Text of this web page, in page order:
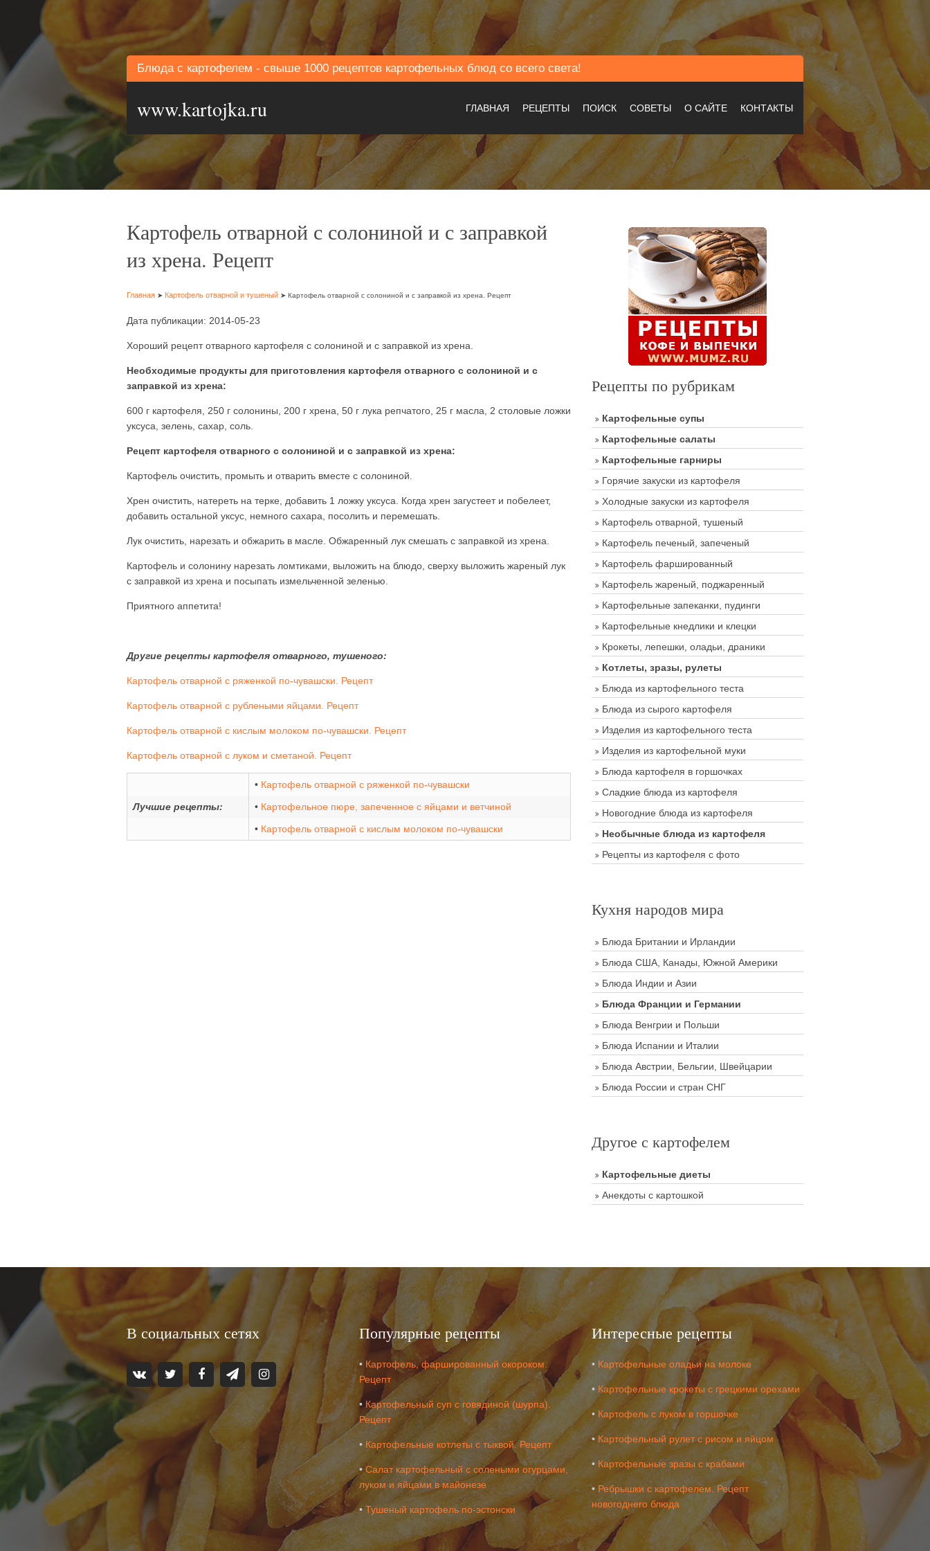
Блюда с картофелем - свыше 1000 рецептов картофельных блюд со всего света!
www.kartojka.ru ГЛАВНАЯ РЕЦЕПТЫ ПОИСК СОВЕТЫ О САЙТЕ КОНТАКТЫ
Картофель отварной с солониной и с заправкой
из хрена. Рецепт
Главная ➤ Картофель отварной и тушеный ➤ Картофель отварной с солониной и с заправкой из хрена. Рецепт
Дата публикации: 2014-05-23
Хороший рецепт отварного картофеля с солониной и с заправкой из хрена.
Необходимые продукты для приготовления картофеля отварного с солониной и с
заправкой из хрена:
600 г картофеля, 250 г солонины, 200 г хрена, 50 г лука репчатого, 25 г масла, 2 столовые ложки
уксуса, зелень, сахар, соль.
Рецепт картофеля отварного с солониной и с заправкой из хрена:
Картофель очистить, промыть и отварить вместе с солониной.
Хрен очистить, натереть на терке, добавить 1 ложку уксуса. Когда хрен загустеет и побелеет,
добавить остальной уксус, немного сахара, посолить и перемешать.
Лук очистить, нарезать и обжарить в масле. Обжаренный лук смешать с заправкой из хрена.
Картофель и солонину нарезать ломтиками, выложить на блюдо, сверху выложить жареный лук
с заправкой из хрена и посыпать измельченной зеленью.
Приятного аппетита!
Другие рецепты картофеля отварного, тушеного:
Картофель отварной с ряженкой по-чувашски. Рецепт
Картофель отварной с рублеными яйцами. Рецепт
Картофель отварной с кислым молоком по-чувашски. Рецепт
Картофель отварной с луком и сметаной. Рецепт
• Картофель отварной с ряженкой по-чувашски
Лучшие рецепты:
• Картофельное пюре, запеченное с яйцами и ветчиной
• Картофель отварной с кислым молоком по-чувашски
Рецепты по рубрикам
Картофельные супы
Картофельные салаты
Картофельные гарниры
Горячие закуски из картофеля
Холодные закуски из картофеля
Картофель отварной, тушеный
Картофель печеный, запеченый
Картофель фаршированный
Картофель жареный, поджаренный
Картофельные запеканки, пудинги
Картофельные кнедлики и клецки
Крокеты, лепешки, оладьи, драники
Котлеты, зразы, рулеты
Блюда из картофельного теста
Блюда из сырого картофеля
Изделия из картофельного теста
Изделия из картофельной муки
Блюда картофеля в горшочках
Сладкие блюда из картофеля
Новогодние блюда из картофеля
Необычные блюда из картофеля
Рецепты из картофеля с фото
Кухня народов мира
Блюда Британии и Ирландии
Блюда США, Канады, Южной Америки
Блюда Индии и Азии
Блюда Франции и Германии
Блюда Венгрии и Польши
Блюда Испании и Италии
Блюда Австрии, Бельгии, Швейцарии
Блюда России и стран СНГ
Другое с картофелем
Картофельные диеты
Анекдоты с картошкой
В социальных сетях Популярные рецепты
• Картофель, фаршированный окороком.
Рецепт
• Картофельный суп с говядиной (шурпа).
Рецепт
• Картофельные котлеты с тыквой. Рецепт
• Салат картофельный с солеными огурцами,
луком и яйцами в майонезе
•Тушеный картофель по-эстонски
Интересные рецепты
• Картофельные оладьи на молоке
• Картофельные крокеты с грецкими орехами
• Картофель с луком в горшочке
• Картофельный рулет с рисом и яйцом
• Картофельные зразы с крабами
• Ребрышки с картофелем. Рецепт
новогоднего блюда